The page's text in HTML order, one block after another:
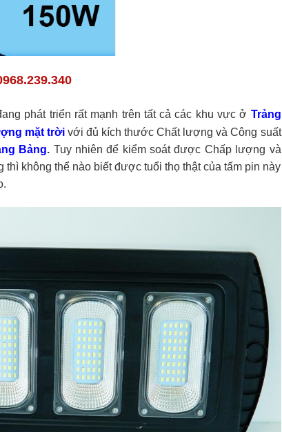
phát triển rất mạnh trên tất cả các khu vực ở Trảng
mặt trờivới đủ kích thước Chất lượng và Công suất
Bảng. Tuy nhiên để kiểm soát được Chấp lượng và
không thể nào biết được tuổi thọ thật của tấm pin này